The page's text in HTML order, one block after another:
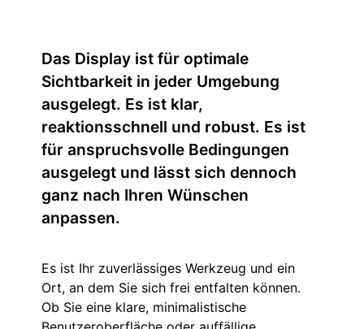
Das Display ist für optimale
Sichtbarkeit in jeder Umgebung
ausgelegt. Es ist klar,
reaktionsschnell und robust. Es ist
für anspruchsvolle Bedingungen
ausgelegt und lässt sich dennoch
ganz nach Ihren Wünschen
anpassen.
Es ist Ihr zuverlässiges Werkzeug und ein
Ort, an dem Sie sich frei entfalten können.
Ob Sie eine klare, minimalistische